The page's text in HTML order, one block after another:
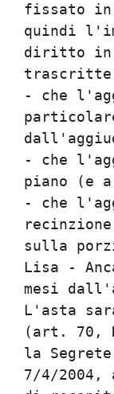
fissato
quindi
diritto
- che
- che
piano (e
- che
sulla
Lisa -
L'asta
(art.
la
7/4/